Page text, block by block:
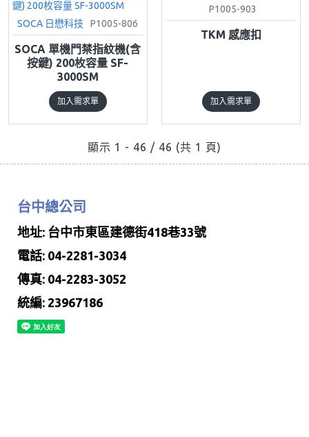
SOCA 日懋科技 P1005-806
SOCA 單機門禁指紋機(含
按鍵) 200枚容量 SF-
3000SM
加入需求單
P1005-903
TKM 感應扣
加入需求單
顯示 1 - 46 / 46 (共 1 頁)
台中總公司
地址: 台中市東區建德街418巷33號
電話: 04-2281-3034
傳真: 04-2283-3052
統編: 23967186